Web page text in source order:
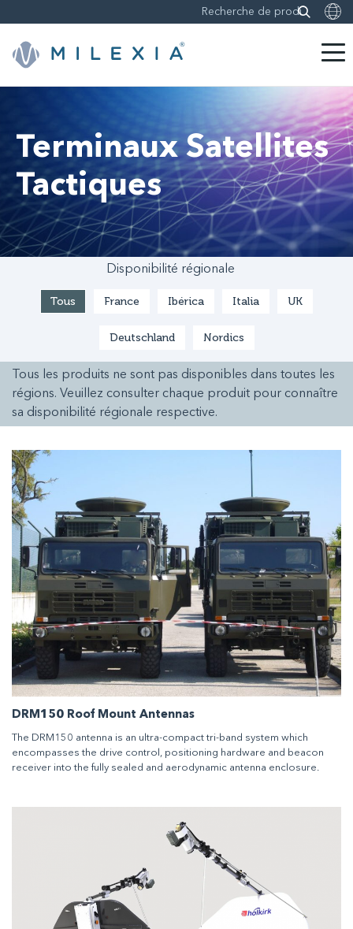
contenu
Terminaux Satellites
Tactiques
Disponibilité régionale
Tous France Ibérica Italia UK
Deutschland Nordics
Tous les produits ne sont pas disponibles dans toutes les
régions. Veuillez consulter chaque produit pour connaître
sa disponibilité régionale respective.
DRM150 Roof Mount Antennas
The DRM150 antenna is an ultra-compact tri-band system which
encompasses the drive control, positioning hardware and beacon
receiver into the fully sealed and aerodynamic antenna enclosure.